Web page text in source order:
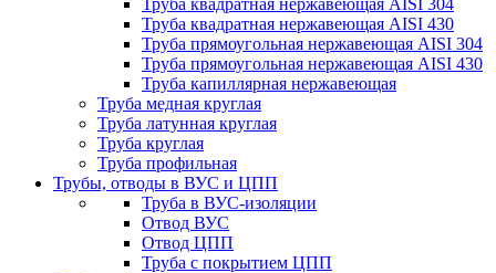
Труба квадратная нержавеющая AISI 304
Труба квадратная нержавеющая AISI 430
Труба прямоугольная нержавеющая AISI 304
Труба прямоугольная нержавеющая AISI 430
Труба капиллярная нержавеющая
Труба медная круглая
Труба латунная круглая
Труба круглая
Труба профильная
Трубы, отводы в ВУС и ЦПП
Труба в ВУС-изоляции
Отвод ВУС
Отвод ЦПП
Труба с покрытием ЦПП